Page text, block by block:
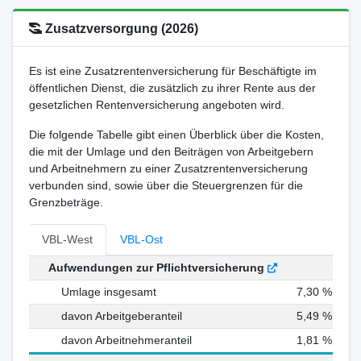
Zusatzversorgung (2026)
Es ist eine Zusatzrentenversicherung für Beschäftigte im
öffentlichen Dienst, die zusätzlich zu ihrer Rente aus der
gesetzlichen Rentenversicherung angeboten wird.
Die folgende Tabelle gibt einen Überblick über die Kosten,
die mit der Umlage und den Beiträgen von Arbeitgebern
und Arbeitnehmern zu einer Zusatzrentenversicherung
verbunden sind, sowie über die Steuergrenzen für die
Grenzbeträge.
VBL-West VBL-Ost
Aufwendungen zur Pflichtversicherung
Umlage insgesamt
7,30 %
davon Arbeitgeberanteil
5,49 %
davon Arbeitnehmeranteil
1,81 %